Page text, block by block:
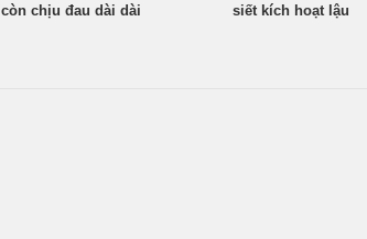
còn chịu đau dài dài
siết kích hoạt lậu